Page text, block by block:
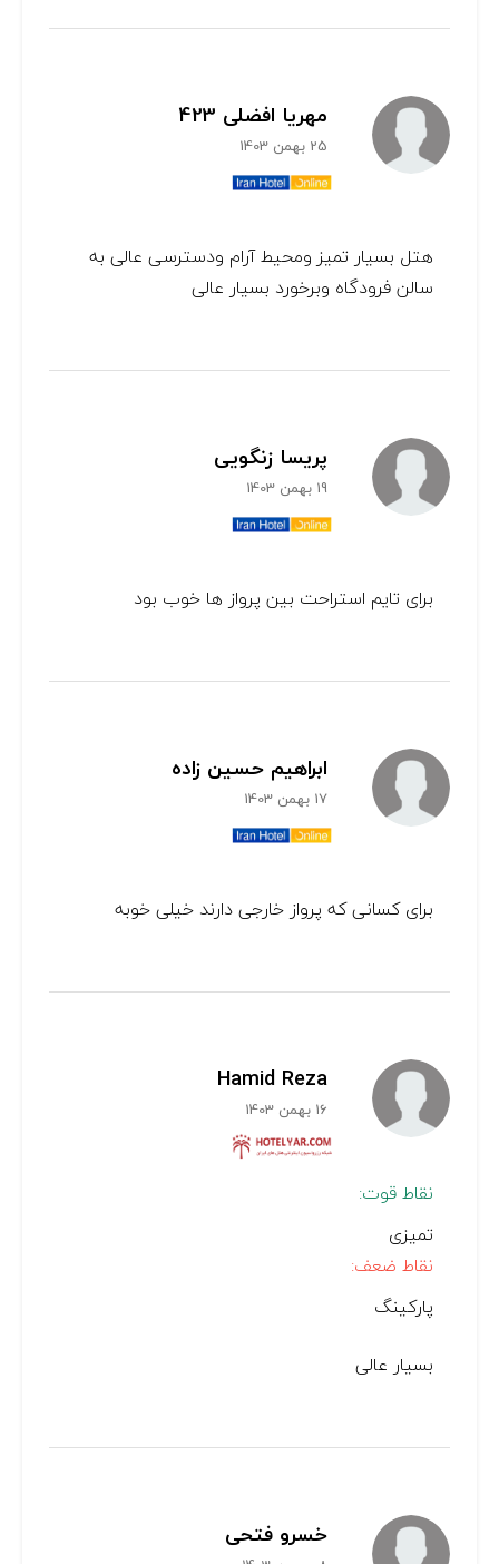
مهریا افضلی 423
25 بهمن 1403
هتل بسیار تمیز ومحیط آرام ودسترسی عالی به
سالن فرودگاه وبرخورد بسیار عالی
پریسا زنگویی
19 بهمن 1403
برای تایم استراحت بین پرواز ها خوب بود
ابراهیم حسین زاده
17 بهمن 1403
برای کسانی که پرواز خارجی دارند خیلی خوبه
Hamid Reza
16 بهمن 1403
نقاط قوت:
تمیزی
نقاط ضعف:
پارکینگ
بسیار عالی
خسرو فتحی